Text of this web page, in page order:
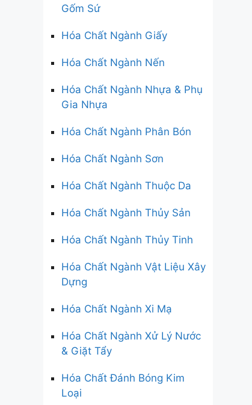
Gốm Sứ
Hóa Chất Ngành Giấy
Hóa Chất Ngành Nến
Hóa Chất Ngành Nhựa & Phụ
Gia Nhựa
Hóa Chất Ngành Phân Bón
Hóa Chất Ngành Sơn
Hóa Chất Ngành Thuộc Da
Hóa Chất Ngành Thủy Sản
Hóa Chất Ngành Thủy Tinh
Hóa Chất Ngành Vật Liệu Xây
Dựng
Hóa Chất Ngành Xi Mạ
Hóa Chất Ngành Xử Lý Nước
& Giặt Tẩy
Hóa Chất Đánh Bóng Kim
Loại